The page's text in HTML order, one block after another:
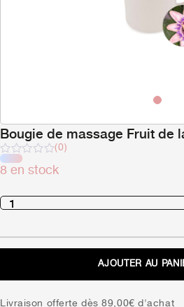
Bougie de massage Fruit de
Note
sur
(0)
8 en stock
AJOUTER AU
Livraison offerte dès 89,00€ d'achat